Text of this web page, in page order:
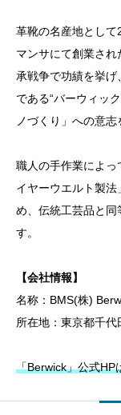
革靴の名産地とし
マンサにて創業され
承戦争で功績を挙
である“バーウィッ
ノづくり」への意志
職人の手作業によっ
イヤーウエルト製
め、伝統工芸品と同
す。
【会社情報】
名称：BMS(株)
所在地：東京都千
「Berwick」公式HP